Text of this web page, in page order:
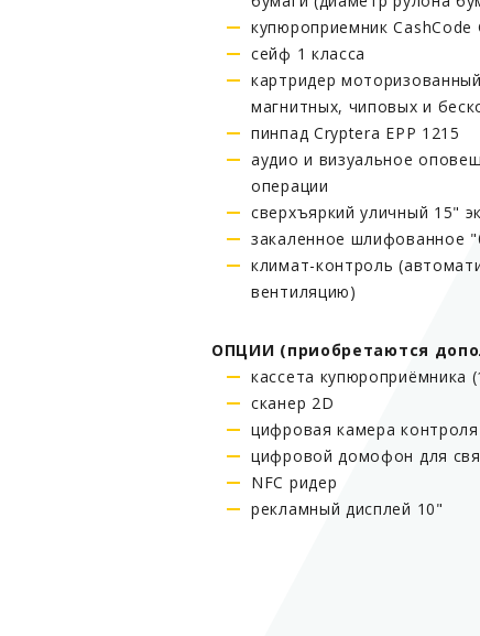
купюроприемник CashCode
сейф 1 класса
картридер
магнитных, чиповых и
пинпад Cryptera EPP 1215
аудио и визуальное
операции
cверхъяркий уличный 15"
закаленное шлифованное
климат-контроль
вентиляцию)
ОПЦИИ (приобретаются
кассета купюроприёмника
сканер 2D
цифровая камера
цифровой домофон для
NFC ридер
рекламный дисплей 10"